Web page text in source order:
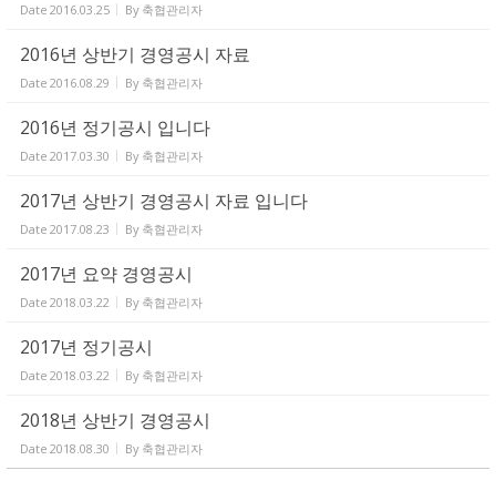
Date 2016.03.25 By 축협관리자
2016년 상반기 경영공시 자료
Date 2016.08.29 By 축협관리자
2016년 정기공시 입니다
Date 2017.03.30 By 축협관리자
2017년 상반기 경영공시 자료 입니다
Date 2017.08.23 By 축협관리자
2017년 요약 경영공시
Date 2018.03.22 By 축협관리자
2017년 정기공시
Date 2018.03.22 By 축협관리자
2018년 상반기 경영공시
Date 2018.08.30 By 축협관리자